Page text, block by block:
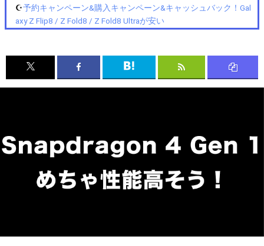
☪️予約キャンペーン&購入キャンペーン&キャッシュバック！Gal
axy Z Flip8 / Z Fold8 / Z Fold8 Ultraが安い